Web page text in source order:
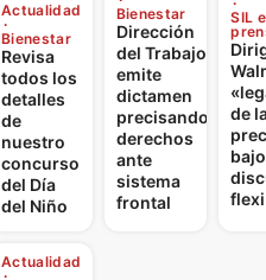
Actualidad
Bienestar
Revisa
todos los
detalles
de
nuestro
concurso
del Día
del Niño
Bienestar
Dirección
del Trabajo
emite
dictamen
precisando
derechos
ante
sistema
frontal
SIL
de
Actualidad